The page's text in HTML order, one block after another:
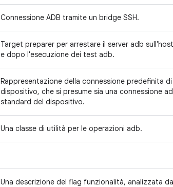
Connessione ADB tramite un bridge SSH.
Target preparer per arrestare il server adb
e dopo l'esecuzione dei test adb.
Rappresentazione della connessione predefinita di
dispositivo, che si presume sia una connessione
standard del dispositivo.
Una classe di utilità per le operazioni adb.
Una descrizione del flag funzionalità, analizzata da